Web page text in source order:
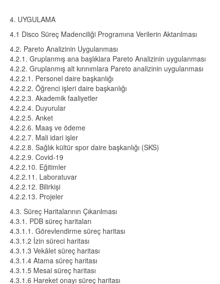
4. UYGULAMA
4.1 Disco Süreç Madenciliği Programına Verilerin Aktarılması
4.2. Pareto Analizinin Uygulanması
4.2.1. Gruplanmış ana başlıklara Pareto Analizinin uygulanması
4.2.2. Gruplanmış alt kırınımlara Pareto analizinin uygulanması
4.2.2.1. Personel daire başkanlığı
4.2.2.2. Öğrenci işleri daire başkanlığı
4.2.2.3. Akademik faaliyetler
4.2.2.4. Duyurular
4.2.2.5. Anket
4.2.2.6. Maaş ve ödeme
4.2.2.7. Mali idari işler
4.2.2.8. Sağlık kültür spor daire başkanlığı (SKS)
4.2.2.9. Covid-19
4.2.2.10. Eğitimler
4.2.2.11. Laboratuvar
4.2.2.12. Bilirkişi
4.2.2.13. Projeler
4.3. Süreç Haritalarının Çıkarılması
4.3.1. PDB süreç haritaları
4.3.1.1. Görevlendirme süreç haritası
4.3.1.2 İzin süreci haritası
4.3.1.3 Vekâlet süreç haritası
4.3.1.4 Atama süreç haritası
4.3.1.5 Mesai süreç haritası
4.3.1.6 Hareket onayı süreç haritası